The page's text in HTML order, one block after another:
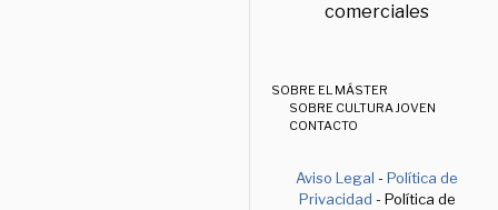
comerciales
SOBRE EL MÁSTER
SOBRE CULTURA JOVEN
CONTACTO
Aviso Legal -Política de
Privacidad - Política de